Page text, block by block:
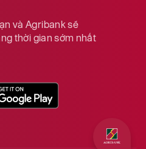
và Agribank sẽ
thời gian sớm nhất
Quý